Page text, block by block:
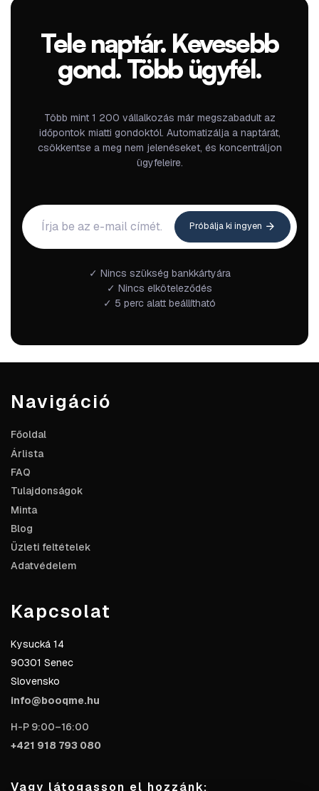
Tele naptár. Kevesebb
gond. Több ügyfél.
Több mint 1 200 vállalkozás már megszabadult az
időpontok miatti gondoktól. Automatizálja a naptárát,
csökkentse a meg nem jelenéseket, és koncentráljon
ügyfeleire.
Próbálja ki ingyen
✓ Nincs szükség bankkártyára
✓ Nincs elköteleződés
✓ 5 perc alatt beállítható
Navigáció
Főoldal
Árlista
FAQ
Tulajdonságok
Minta
Blog
Üzleti feltételek
Adatvédelem
Kapcsolat
Kysucká 14
90301 Senec
Slovensko
info@booqme.hu
H-P 9:00–16:00
+421 918 793 080
Vagy látogasson el hozzánk: